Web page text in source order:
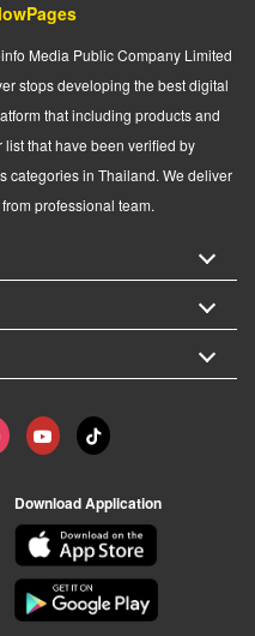
Media Public Company Limited
stops developing the best digital
that including products and
that have been verified by
categories in Thailand. We deliver
professional team.
Download Application